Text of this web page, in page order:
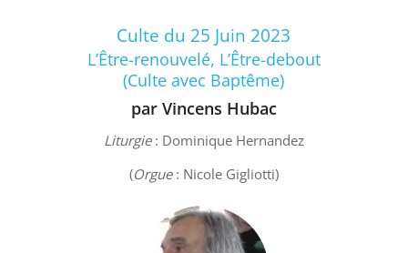
Culte du 25 Juin 2023
L’Être-renouvelé, L’Être-debout
(Culte avec Baptême)
par Vincens Hubac
Liturgie: Dominique Hernandez
(Orgue: Nicole Gigliotti)